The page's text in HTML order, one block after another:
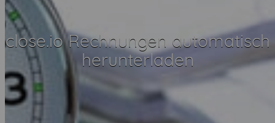
close.io Rechnungen automatisch
herunterladen